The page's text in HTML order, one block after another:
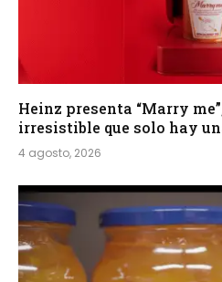
Heinz presenta “Marry
irresistible que solo hay
4 agosto, 2026